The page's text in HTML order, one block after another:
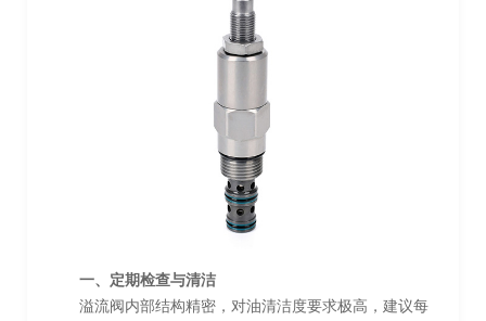
一、定期检查与清洁
溢流阀内部结构精密，对油清洁度要求极高，建议每